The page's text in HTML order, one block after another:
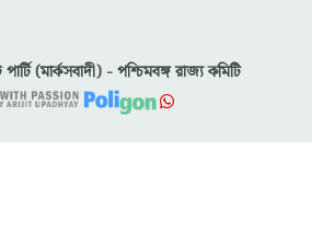
(মার্কসবাদী) - পশ্চিমবঙ্গ রাজ্য কমিটি